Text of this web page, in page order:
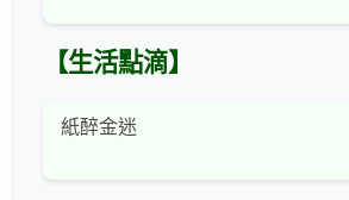
【生活點滴】
紙醉金迷